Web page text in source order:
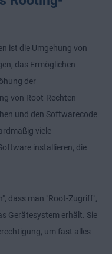
ist die Umgehung von
das Ermöglichen
der
von Root-Rechten
und den Softwarecode
viele
installieren, die
dass man "Root-Zugriff",
Gerätesystem erhält. Sie
um fast alles